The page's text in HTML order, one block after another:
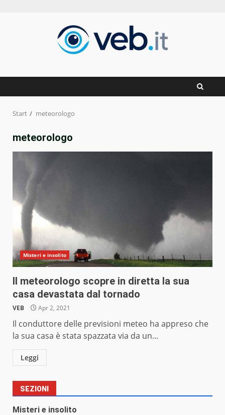
Start meteorologo
meteorologo
Misteri e insolito
Il meteorologo scopre in diretta la sua
casa devastata dal tornado
VEB Apr 2, 2021
Il conduttore delle previsioni meteo ha appreso che
la sua casa è stata spazzata via da un...
Leggi
SEZIONI
Misteri e insolito